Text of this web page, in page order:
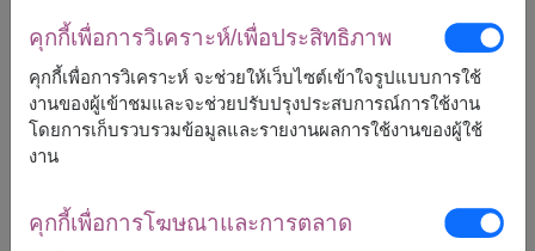
หมายเหตุ:
การจัดและดอกไม้อาจจะแตกต่างจากที่เห็นในรูปบ้าง
เล็กน้อย ขึ้นอยู่กับฤดูกาลและพื้นที่จัดส่ง
ราคาเปลี่ยนแปลงตามพื้นที่จัดส่ง
คุกกี้เพื่อการวิเคราะห์/เพื่อประสิทธิภาพ
คุกกี้เพื่อการวิเคราะห์ จะช่วยให้เว็บไซต์เข้าใจรูปแบบการใช้
งานของผู้เข้าชมและจะช่วยปรับปรุงประสบการณ์การใช้งาน
โดยการเก็บรวบรวมข้อมูลและรายงานผลการใช้งานของผู้ใช้
งาน
คุกกี้เพื่อการโฆษณาและการตลาด